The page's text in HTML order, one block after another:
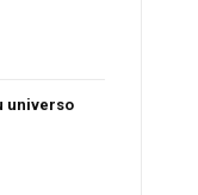
universo